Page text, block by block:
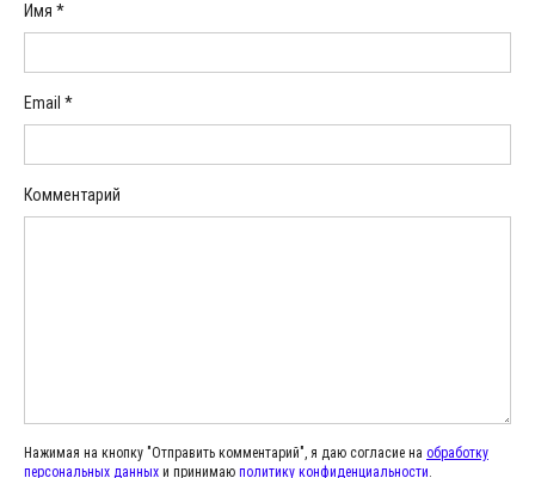
Имя *
Email *
Комментарий
Нажимая на кнопку "Отправить комментарий", я даю согласие на обработку
персональных данных и принимаю политику конфиденциальности.